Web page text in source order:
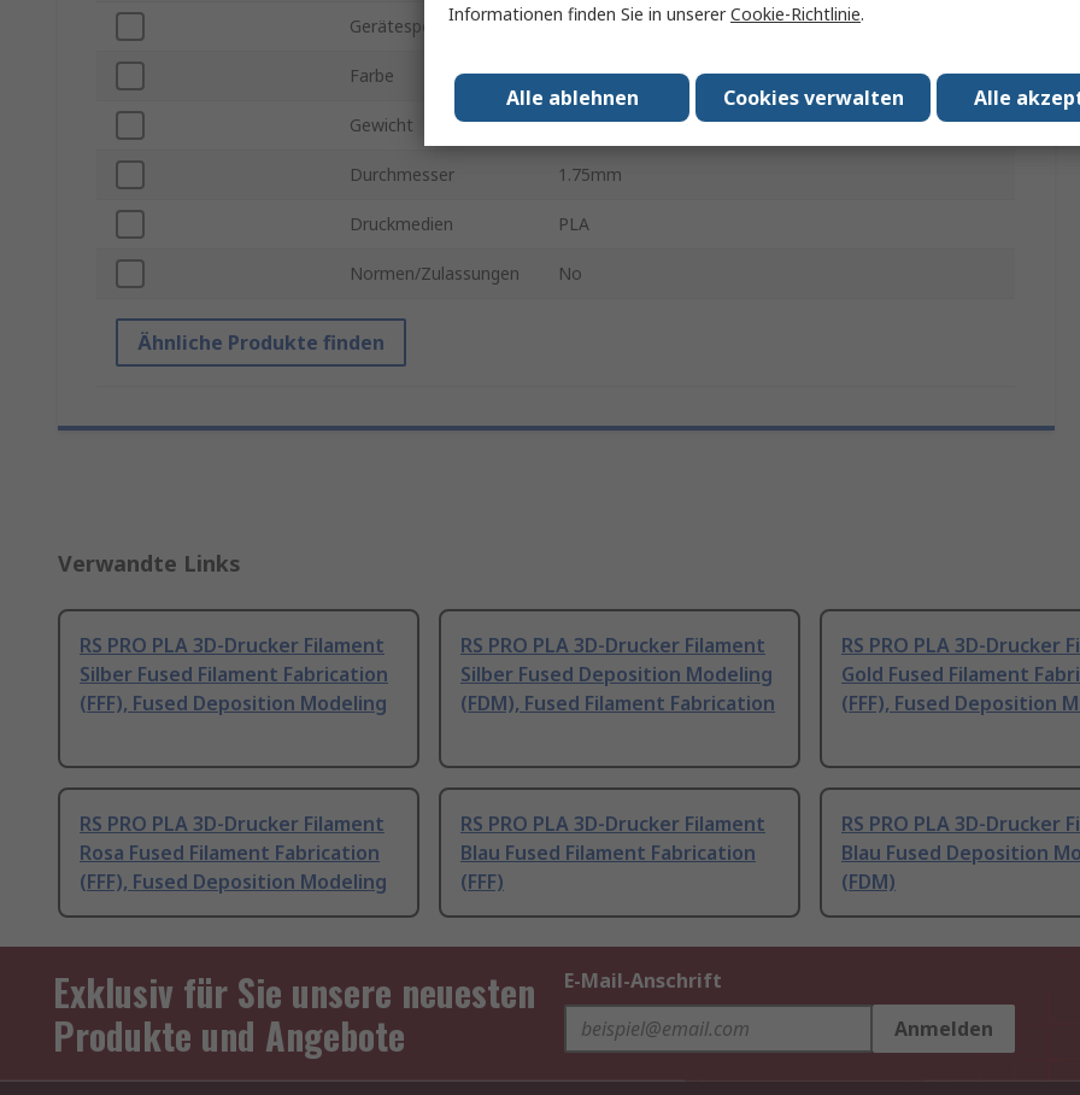
Gerätespezifisch Nein
Farbe Silber, Himbeere
Gewicht 1kg
Durchmesser 1.75mm
Druckmedien PLA
Normen/Zulassungen No
Ähnliche Produkte finden
Verwandte Links
RS PRO PLA 3D-Drucker Filament
Silber Fused Filament Fabrication
(FFF), Fused Deposition Modeling
RS PRO PLA 3D-Drucker Filament
Silber Fused Deposition Modeling
(FDM), Fused Filament Fabrication
RS PRO PLA 3D-Drucker
Gold Fused Filament
(FFF), Fused Deposition
RS PRO PLA 3D-Drucker Filament
Rosa Fused Filament Fabrication
(FFF), Fused Deposition Modeling
RS PRO PLA 3D-Drucker Filament
Blau Fused Filament Fabrication
(FFF)
RS PRO PLA 3D-Drucker
Blau Fused Deposition
(FDM)
Exklusiv für Sie unsere neuesten
Produkte und Angebote
E-Mail-Anschrift
Anmelden
Informationen finden Sie in unsererCookie-Richtlinie.
Alle
Cookies verwalten
Alle ablehnen